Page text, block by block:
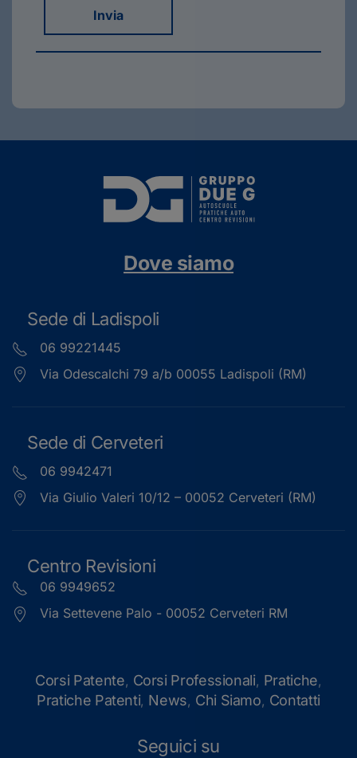
Invia
Dove siamo
Sede di Ladispoli
06 99221445
Via Odescalchi 79 a/b 00055 Ladispoli (RM)
Sede di Cerveteri
06 9942471
Via Giulio Valeri 10/12 – 00052 Cerveteri (RM)
Centro Revisioni
06 9949652
Via Settevene Palo - 00052 Cerveteri RM
Corsi Patente, Corsi Professionali, Pratiche,
Pratiche Patenti, News, Chi Siamo, Contatti
Seguici su